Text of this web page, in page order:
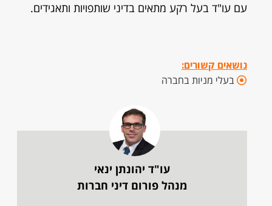
עם עו"ד בעל רקע מתאים בדיני שותפויות ותאגידים.
נושאים קשורים:
בעלי מניות בחברה
עו"ד יהונתן ינאי
מנהל פורום דיני חברות